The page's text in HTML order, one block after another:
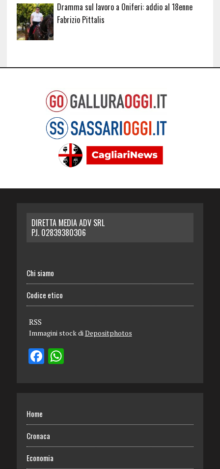
Dramma sul lavoro a Oniferi: addio al 18enne
Fabrizio Pittalis
DIRETTA MEDIA ADV SRL
P.I. 02839380306
Chi siamo
Codice etico
RSS
Immagini stock di Depositphotos
Home
Cronaca
Economia